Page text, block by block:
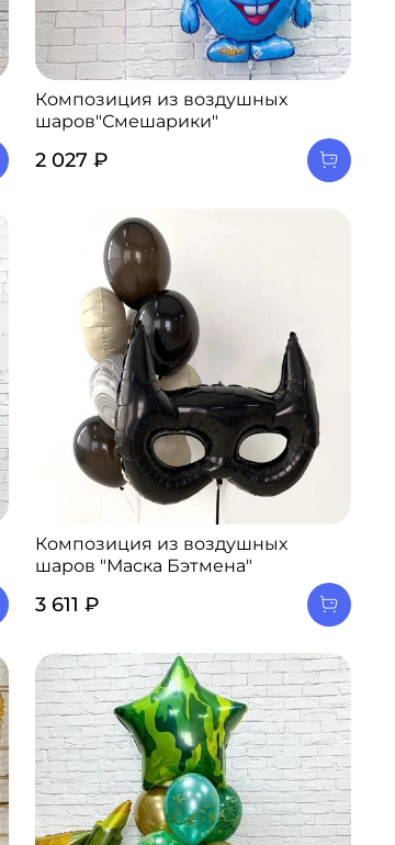
Композиция из воздушных
шаров"Смешарики"
2 027 ₽
Композиция из воздушных
шаров "Маска Бэтмена"
3 611 ₽